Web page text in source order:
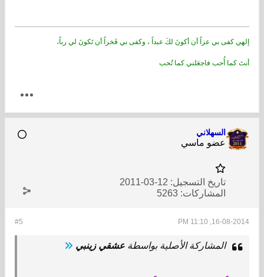
إلهي كفى بي عزاً أن أكونَ لكَ عبداً ، وكفى بي فَخراً أن تَكونَ لي رباً،
أنتَ كما أُحب فاجعَلني كما تُحب
السهلاني
عضو ماسي
تاريخ التسجيل: 12-03-2011
المشاركات: 5263
#5 16-08-2014, 11:10 PM
المشاركة الأصلية بواسطة عشقي زينبي